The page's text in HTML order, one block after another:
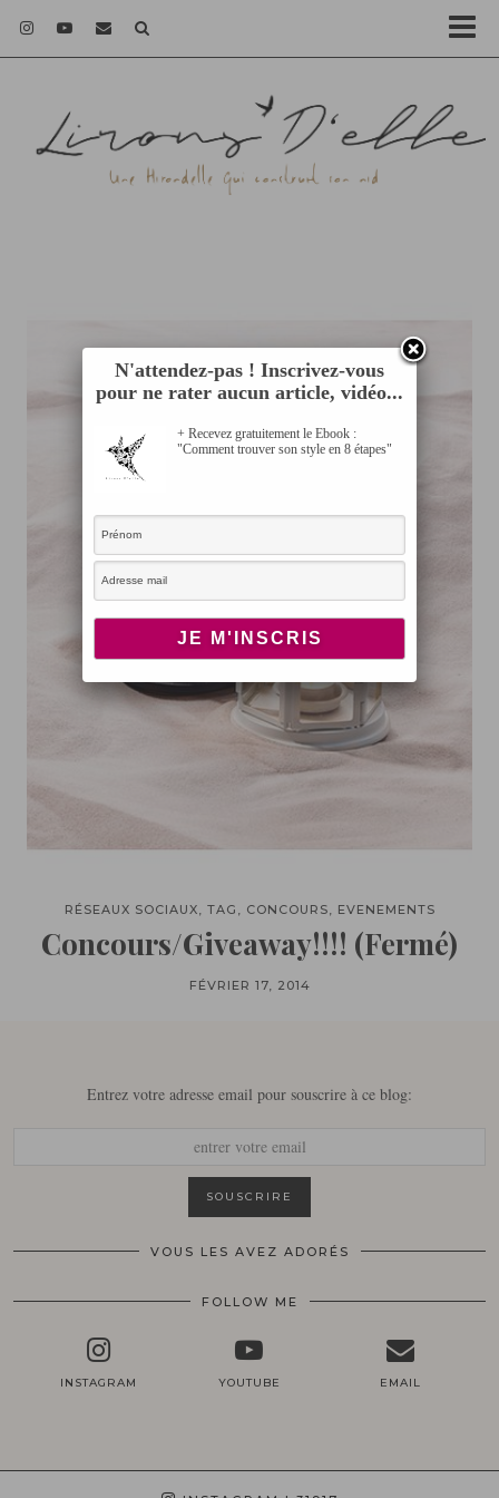
RÉSEAUX SOCIAUX, TAG, CONCOURS, EVENEMENTS
Concours/Giveaway!!!! (Fermé)
FÉVRIER 17, 2014
Entrez votre adresse email pour souscrire à ce blog:
VOUS LES AVEZ ADORÉS
FOLLOW ME
INSTAGRAM YOUTUBE EMAIL
N'attendez-pas ! Inscrivez-vous
pour ne rater aucun article, vidéo...
+ Recevez gratuitement le Ebook :
"Comment trouver son style en 8 étapes"